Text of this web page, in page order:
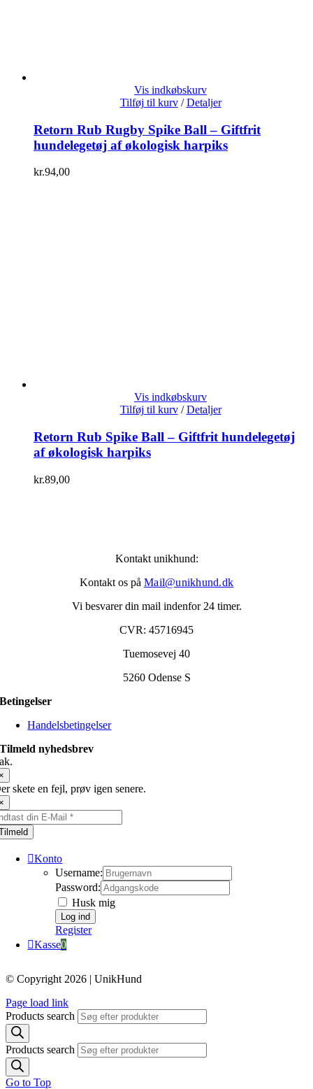
Vis indkøbskurv
Tilføj til kurv / Detaljer
Retorn Rub Rugby Spike Ball – Giftfrit
hundelegetøj af økologisk harpiks
kr.94,00
Vis indkøbskurv
Tilføj til kurv / Detaljer
Retorn Rub Spike Ball – Giftfrit hundelegetøj
af økologisk harpiks
kr.89,00
Kontakt unikhund:
Kontakt os på Mail@unikhund.dk
Vi besvarer din mail indenfor 24 timer.
CVR: 45716945
Tuemosevej 40
5260 Odense S
Betingelser
Handelsbetingelser
Tilmeld nyhedsbrev
skete en fejl, prøv igen senere.
Konto
Username:
Password:
Husk mig
Register
Kasse0
© Copyright 2026 | UnikHund
Page load link
Products search
Products search
Go to Top